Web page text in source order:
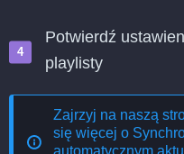
Potwierdź
playlisty
Zajrzyj na naszą
się więcej o
automatycznym